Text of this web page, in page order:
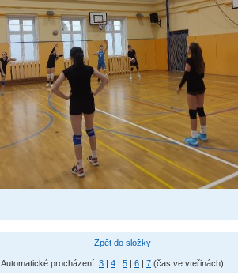
Zpět do složky
Automatické procházení: 3 | 4 | 5 | 6 | 7 (čas ve vteřinách)